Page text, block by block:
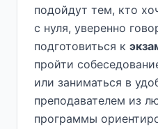
подойдут тем, кто
с нуля, уверенно
подготовиться к
пройти
или заниматься в
преподавателем из
программы